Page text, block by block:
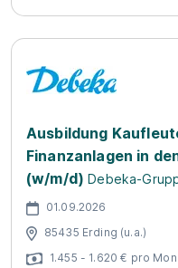
Ausbildung
Finanzanlagen in
(w/m/d)Debeka-
01.09.2026
85435 Erding (u.a.)
1.455 - 1.620 € pro